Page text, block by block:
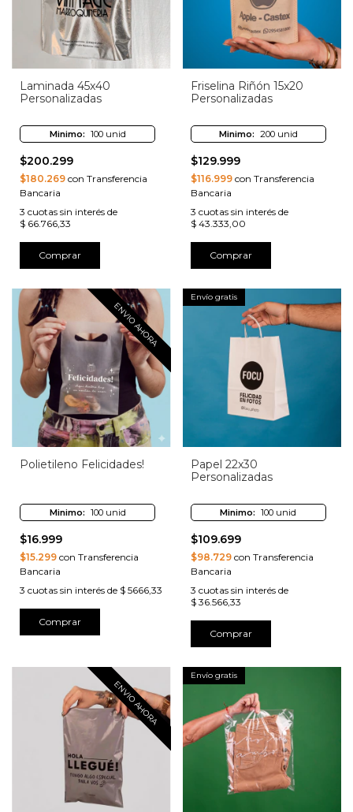
Laminada 45x40
Personalizadas
Minimo: 100 unid
$200.299
$180.269 con Transferencia
Bancaria
3 cuotas sin interés de
$ 66.766,33
Comprar
Friselina Riñón 15x20
Personalizadas
Minimo: 200 unid
$129.999
$116.999con Transferencia
Bancaria
3 cuotas sin interés de
$ 43.333,00
Comprar
ENVIO AHORA
Polietileno Felicidades!
Minimo: 100 unid
$16.999
$15.299 con Transferencia
Bancaria
3 cuotas sin interés de $ 5666,33
Comprar
Envío gratis
Papel 22x30
Personalizadas
Minimo: 100 unid
$109.699
$98.729con Transferencia
Bancaria
3 cuotas sin interés de
$ 36.566,33
Comprar
ENVIO AHORA
Envío gratis